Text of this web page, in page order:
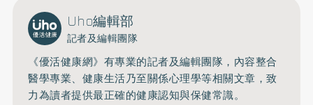
Uho編輯部
記者及編輯團隊
《優活健康網》有專業的記者及編輯團隊，內容整合
醫學專業、健康生活乃至關係心理學等相關文章，致
力為讀者提供最正確的健康認知與保健常識。